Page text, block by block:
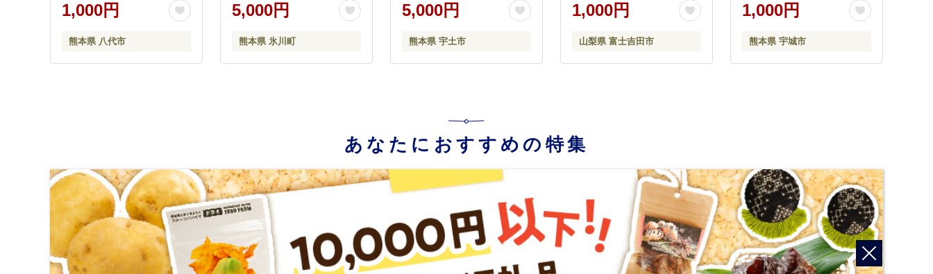
1,000円
熊本県 八代市
5,000円
熊本県 氷川町
5,000円
熊本県 宇土市
1,000円
山梨県 富士吉田市
1,000円
熊本県 宇城市
あなたにおすすめの特集